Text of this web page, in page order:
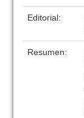
Editorial:
Resumen: